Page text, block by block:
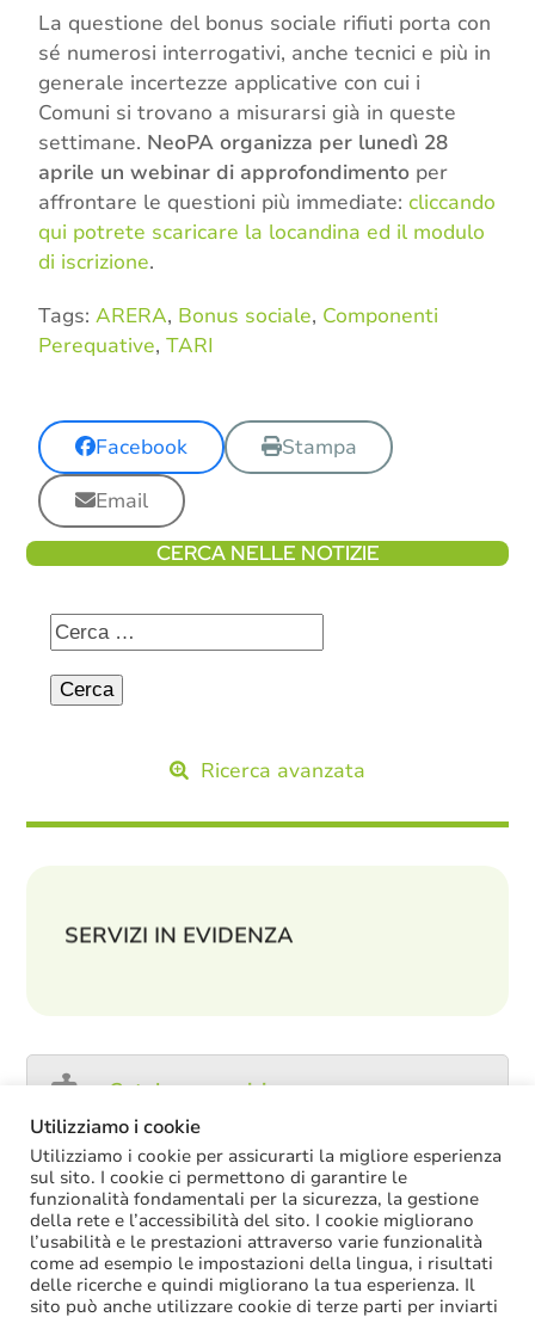
La questione del bonus sociale rifiuti porta con
sé numerosi interrogativi, anche tecnici e più in
generale incertezze applicative con cui i
Comuni si trovano a misurarsi già in queste
settimane. NeoPA organizza per lunedì 28
aprile un webinar di approfondimento per
affrontare le questioni più immediate: cliccando
qui potrete scaricare la locandina ed il modulo
di iscrizione.
Tags: ARERA, Bonus sociale, Componenti
Perequative, TARI
Facebook
Stampa
Email
CERCA NELLE NOTIZIE
Ricerca avanzata
SERVIZI IN EVIDENZA
Catalogo servizi
ULTIME NOTIZIE
Decreto PA: nella versione definitiva salta il
chiarimento sul trattamento economico
spettante durante le ferie
La soppressione dei vecchi tetti di spesa
Utilizziamo i cookie
Utilizziamo i cookie per assicurarti la migliore esperienza
sul sito. I cookie ci permettono di garantire le
funzionalità fondamentali per la sicurezza, la gestione
della rete e l’accessibilità del sito. I cookie migliorano
l’usabilità e le prestazioni attraverso varie funzionalità
come ad esempio le impostazioni della lingua, i risultati
delle ricerche e quindi migliorano la tua esperienza. Il
sito può anche utilizzare cookie di terze parti per inviarti